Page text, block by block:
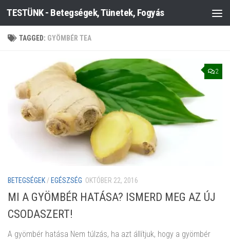
Skip to content
TESTÜNK - Betegségek, Tünetek, Fogyás
TAGGED: GYÖMBÉR TEA
2
BETEGSÉGEK / EGÉSZSÉG OKTÓBER 22, 2016
MI A GYÖMBÉR HATÁSA? ISMERD MEG AZ ÚJ
CSODASZERT!
A gyömbér hatása Nem túlzás, ha azt állítjuk, hogy a gyömbér